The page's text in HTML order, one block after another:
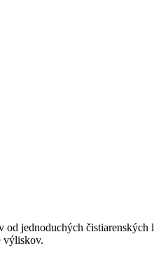
jednoduchých
výliskov.